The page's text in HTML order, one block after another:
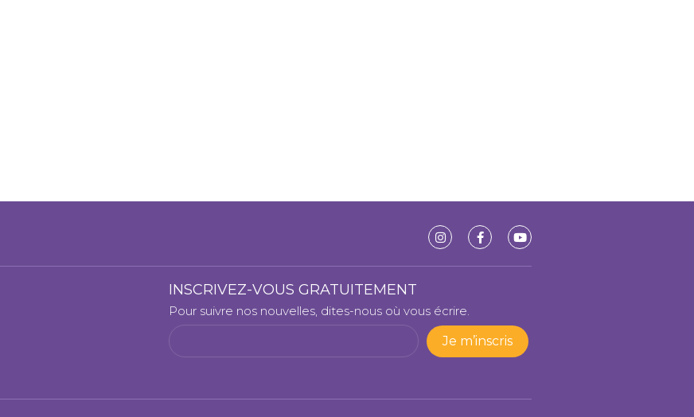
INSCRIVEZ-VOUS GRATUITEMENT
Pour suivre nos nouvelles, dites-nous où vous écrire.
Je m’inscris